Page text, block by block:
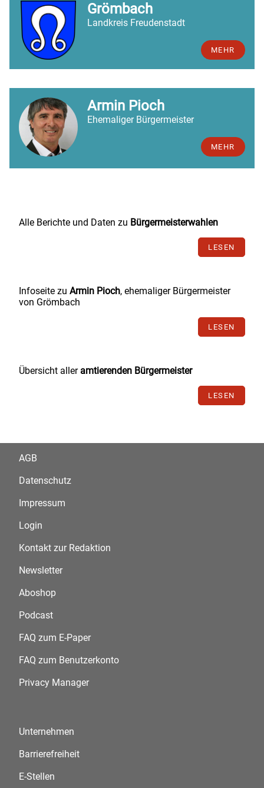
Grömbach
Landkreis Freudenstadt
MEHR
Armin Pioch
Ehemaliger Bürgermeister
MEHR
Alle Berichte und Daten zu Bürgermeisterwahlen
LESEN
Infoseite zu Armin Pioch, ehemaliger Bürgermeister
von Grömbach
LESEN
Übersicht aller amtierenden Bürgermeister
LESEN
AGB
Datenschutz
Impressum
Login
Kontakt zur Redaktion
Newsletter
Aboshop
Podcast
FAQ zum E-Paper
FAQ zum Benutzerkonto
Privacy Manager
Unternehmen
Barrierefreiheit
E-Stellen